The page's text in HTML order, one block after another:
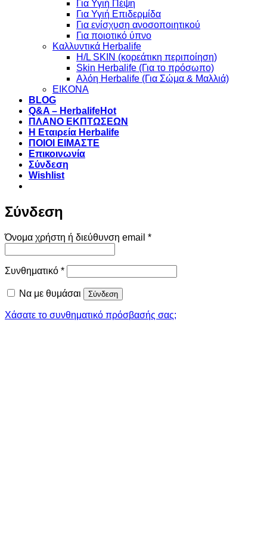
Για Υγιή Πέψη
Για Υγιή Επιδερμίδα
Για ενίσχυση ανοσοποιητικού
Για ποιοτικό ύπνο
Καλλυντικά Herbalife
H/L SKIN (κορεάτικη περιποίηση)
Skin Herbalife (Για το πρόσωπο)
Αλόη Ηerbalife (Για Σώμα & Μαλλιά)
ΕΙΚΟΝΑ
BLOG
Q&A – Herbalife
ΠΛΑΝΟ ΕΚΠΤΩΣΕΩΝ
Η Εταιρεία Herbalife
ΠΟΙΟΙ ΕΙΜΑΣΤΕ
Επικοινωνία
Σύνδεση
Wishlist
Σύνδεση
Όνομα χρήστη ή διεύθυνση email *Απαιτείται
Συνθηματικό *Απαιτείται
Να με θυμάσαι Σύνδεση
Χάσατε το συνθηματικό πρόσβασής σας;